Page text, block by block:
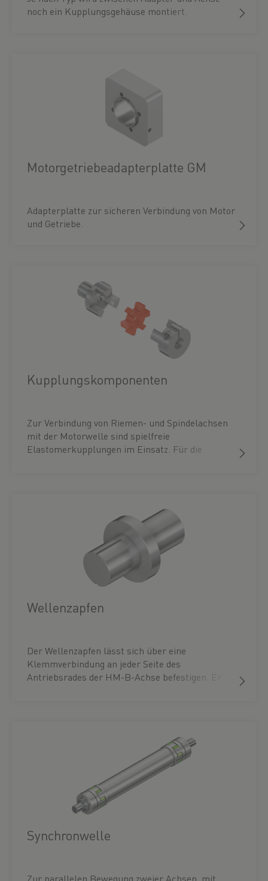
noch ein Kupplungsgehäuse montiert.
Motorgetriebeadapterplatte GM
Adapterplatte zur sicheren Verbindung von Motor
und Getriebe.
Kupplungskomponenten
Zur Verbindung von Riemen- und Spindelachsen
mit der Motorwelle sind spielfreie
Elastomerkupplungen im Einsatz. Für die
unterschiedliche Naben vorgesehen: Handelt es
sich um Riemenachsen, eignen sich Spreiznaben,
bei Spindelachsen stehen Klemmnaben zur
Verfügung. Zwischen den beiden
Kupplungselementen sorgt ein
Elastomerzahnkranz für eine spielfreie,
Wellenzapfen
Der Wellenzapfen lässt sich über eine
Klemmverbindung an jeder Seite des
Antriebsrades der HM-B-Achse befestigen. Er
Synchronwelle
Zur parallelen Bewegung zweier Achsen, mit